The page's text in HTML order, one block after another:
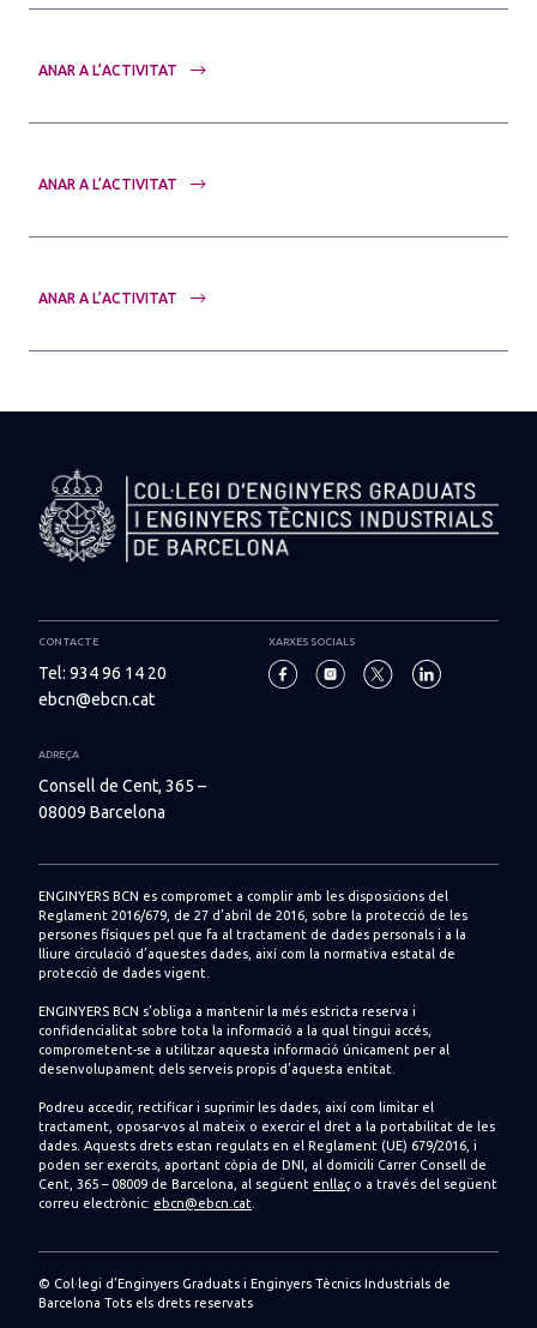
ANAR A L’ACTIVITAT
ANAR A L’ACTIVITAT
ANAR A L’ACTIVITAT
CONTACTE
Tel: 934 96 14 20
ebcn@ebcn.cat
XARXES SOCIALS
ADREÇA
Consell de Cent, 365 –
08009 Barcelona
ENGINYERS BCN es compromet a complir amb les disposicions del
Reglament 2016/679, de 27 d’abril de 2016, sobre la protecció de les
persones físiques pel que fa al tractament de dades personals i a la
lliure circulació d’aquestes dades, així com la normativa estatal de
protecció de dades vigent.
ENGINYERS BCN s’obliga a mantenir la més estricta reserva i
confidencialitat sobre tota la informació a la qual tingui accés,
comprometent-se a utilitzar aquesta informació únicament per al
desenvolupament dels serveis propis d’aquesta entitat.
Podreu accedir, rectificar i suprimir les dades, així com limitar el
tractament, oposar-vos al mateix o exercir el dret a la portabilitat de les
dades. Aquests drets estan regulats en el Reglament (UE) 679/2016, i
poden ser exercits, aportant còpia de DNI, al domicili Carrer Consell de
Cent, 365 – 08009 de Barcelona, al següent enllaç o a través del següent
correu electrònic: ebcn@ebcn.cat
© Col·legi d’Enginyers Graduats i Enginyers Tècnics Industrials de
Barcelona Tots els drets reservats